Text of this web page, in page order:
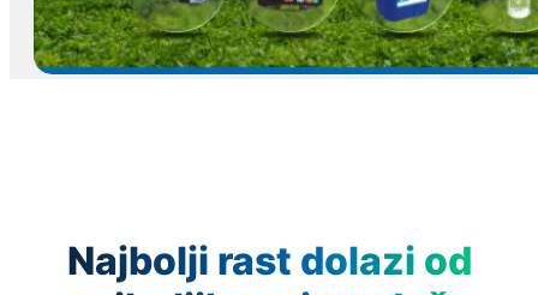
Najbolji rast dolazi od